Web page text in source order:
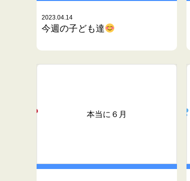
2023.04.14
今週の子ども達
本当に６月